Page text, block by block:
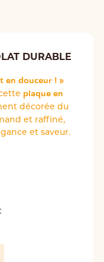
DURABLE
en douceur ! »
plaque en
décorée du
et raffiné,
et saveur.